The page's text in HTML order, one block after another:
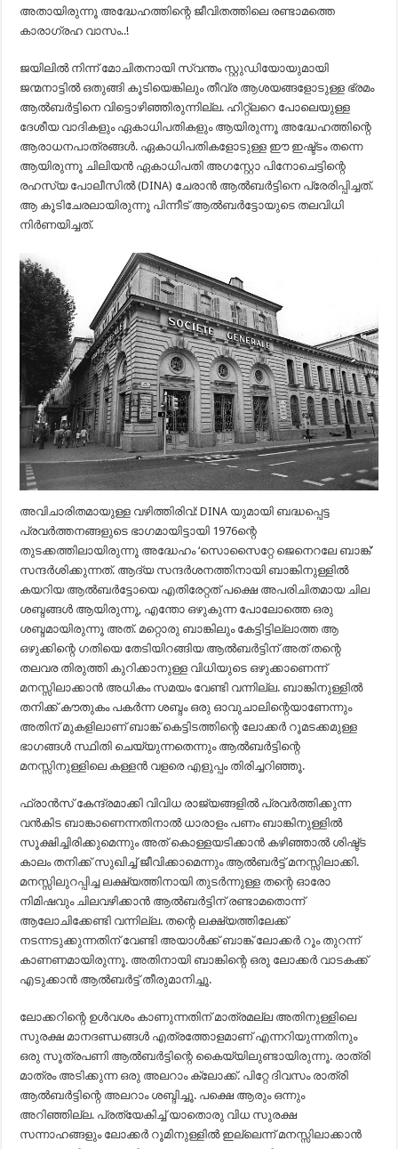
അതായിരുന്നൂ അദ്ധേഹത്തിന്റെ ജീവിതത്തിലെ രണ്ടാമത്തെ
കാരാഗ്രഹ വാസം..!
ജയിലില്‍ നിന്ന് മോചിതനായി സ്വന്തം സ്റ്റുഡിയോയുമായി
ജന്മനാട്ടില്‍ ഒതുങ്ങി കൂടിയെങ്കിലും തീവ്ര ആശയങ്ങളോടുള്ള ഭ്രമം
ആല്‍ബര്‍ട്ടിനെ വിട്ടൊഴിഞ്ഞിരുന്നില്ല. ഹിറ്റ്ലറെ പോലെയുള്ള
ദേശീയ വാദികളും ഏകാധിപതികളും ആയിരുന്നൂ അദ്ധേഹത്തിന്റെ
ആരാധനപാത്രങ്ങള്‍. ഏകാധിപതികളോടുള്ള ഈ ഇഷ്ട്ടം തന്നെ
ആയിരുന്നൂ ചിലിയന്‍ ഏകാധിപതി അഗസ്റ്റോ പിനോചെട്ടിന്റെ
രഹസ്യ പോലീസില്‍ (DINA) ചേരാന്‍ ആല്‍ബര്‍ട്ടിനെ പ്രേരിപ്പിച്ചത്.
ആ കൂടിചേരലായിരുന്നൂ പിന്നീട് ആല്‍ബര്‍ട്ടോയുടെ തലവിധി
നിര്‍ണയിച്ചത്.
അവിചാരിതമായുള്ള വഴിത്തിരിവ്: DINA യുമായി ബദ്ധപ്പെട്ട
പ്രവര്‍ത്തനങ്ങളുടെ ഭാഗമായിട്ടായി 1976ന്റെ
തുടക്കത്തിലായിരുന്നൂ അദ്ധേഹം ‘സൊസൈറ്റേ ജെനെറലേ ബാങ്ക്’
സന്ദര്‍ശിക്കുന്നത്. ആദ്യ സന്ദര്‍ശനത്തിനായി ബാങ്കിനുള്ളില്‍
കയറിയ ആല്‍ബര്‍ട്ടോയെ എതിരേറ്റത് പക്ഷെ അപരിചിതമായ ചില
ശബ്ദങ്ങള്‍ ആയിരുന്നൂ, എന്തോ ഒഴുകുന്ന പോലോത്തെ ഒരു
ശബ്ദമായിരുന്നൂ അത്. മറ്റൊരു ബാങ്കിലും കേട്ടിട്ടില്ലാത്ത ആ
ഒഴുക്കിന്റെ ഗതിയെ തേടിയിറങ്ങിയ ആല്‍ബര്‍ട്ടിന് അത് തന്റെ
തലവര തിരുത്തി കുറിക്കാനുള്ള വിധിയുടെ ഒഴുക്കാണെന്ന്
മനസ്സിലാക്കാന്‍ അധികം സമയം വേണ്ടി വന്നില്ല. ബാങ്കിനുള്ളില്‍
തനിക്ക് കൗതുകം പകര്‍ന്ന ശബ്ദം ഒരു ഓവുചാലിന്റെയാണേന്നും
അതിന് മുകളിലാണ് ബാങ്ക് കെട്ടിടത്തിന്റെ ലോക്കര്‍ റൂമടക്കമുള്ള
ഭാഗങ്ങള്‍ സ്ഥിതി ചെയ്യുന്നതെന്നും ആല്‍ബര്‍ട്ടിന്റെ
മനസ്സിനുള്ളിലെ കള്ളന്‍ വളരെ എളുപ്പം തിരിച്ചറിഞ്ഞൂ.
ഫ്രാന്‍സ് കേന്ദ്രമാക്കി വിവിധ രാജ്യങ്ങളില്‍ പ്രവര്‍ത്തിക്കുന്ന
വന്‍കിട ബാങ്കാണെന്നതിനാല്‍ ധാരാളം പണം ബാങ്കിനുള്ളില്‍
സൂക്ഷിച്ചിരിക്കുമെന്നും അത് കൊള്ളയടിക്കാന്‍ കഴിഞ്ഞാല്‍ ശിഷ്ട്ട
കാലം തനിക്ക് സുഖിച്ച് ജീവിക്കാമെന്നും ആല്‍ബര്‍ട്ട് മനസ്സിലാക്കി.
മനസ്സിലുറപ്പിച്ച ലക്ഷ്യത്തിനായി തുടര്‍ന്നുള്ള തന്റെ ഓരോ
നിമിഷവും ചിലവഴിക്കാന്‍ ആല്‍ബര്‍ട്ടിന് രണ്ടാമതൊന്ന്
ആലോചിക്കേണ്ടി വന്നില്ല. തന്റെ ലക്ഷ്യത്തിലേക്ക്
നടന്നടുക്കുന്നതിന് വേണ്ടി അയാള്‍ക്ക് ബാങ്ക് ലോക്കര്‍ റൂം തുറന്ന്
കാണണമായിരുന്നൂ. അതിനായി ബാങ്കിന്റെ ഒരു ലോക്കര്‍ വാടകക്ക്
എടുക്കാന്‍ ആല്‍ബര്‍ട്ട് തീരുമാനിച്ചൂ.
ലോക്കറിന്റെ ഉള്‍വശം കാണുന്നതിന് മാത്രമല്ല അതിനുള്ളിലെ
സുരക്ഷ മാനദണ്ഡങ്ങള്‍ എത്രത്തോളമാണ് എന്നറിയുന്നതിനും
ഒരു സൂത്രപണി ആല്‍ബര്‍ട്ടിന്റെ കൈയ്യിലുണ്ടായിരുന്നൂ. രാത്രി
മാത്രം അടിക്കുന്ന ഒരു അലറാം ക്ലോക്ക്. പിറ്റേ ദിവസം രാത്രി
ആല്‍ബര്‍ട്ടിന്റെ അലറാം ശബ്ദിച്ചൂ. പക്ഷെ ആരും ഒന്നും
അറിഞ്ഞില്ല. പ്രത്യേകിച്ച് യാതൊരു വിധ സുരക്ഷ
സന്നാഹങ്ങളും ലോക്കര്‍ റൂമിനുള്ളില്‍ ഇല്ലെന്ന് മനസ്സിലാക്കാന്‍